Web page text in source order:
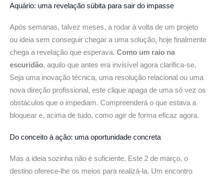
Aquário: uma revelação súbita para sair do impasse
Após semanas, talvez meses, a rodar à volta de um projeto
ou ideia sem conseguir chegar a uma solução, hoje finalmente
chega a revelação que esperava. Como um raio na
escuridão, aquilo que antes era invisível agora clarifica-se.
Seja uma inovação técnica, uma resolução relacional ou uma
nova direção profissional, este clique apaga de uma só vez os
obstáculos que o impediam. Compreenderá o que estava a
bloquear e, acima de tudo, como agir de forma eficaz agora.
Do conceito à ação: uma oportunidade concreta
Mas a ideia sozinha não é suficiente. Este 2 de março, o
destino oferece-lhe os meios para realizá-la. Um encontro